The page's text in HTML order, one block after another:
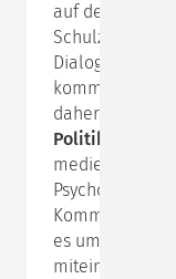
auf den Zahn
Schulz von
Dialogform,
daher der
Politik
Psychologie
es um die sehr
miteinander